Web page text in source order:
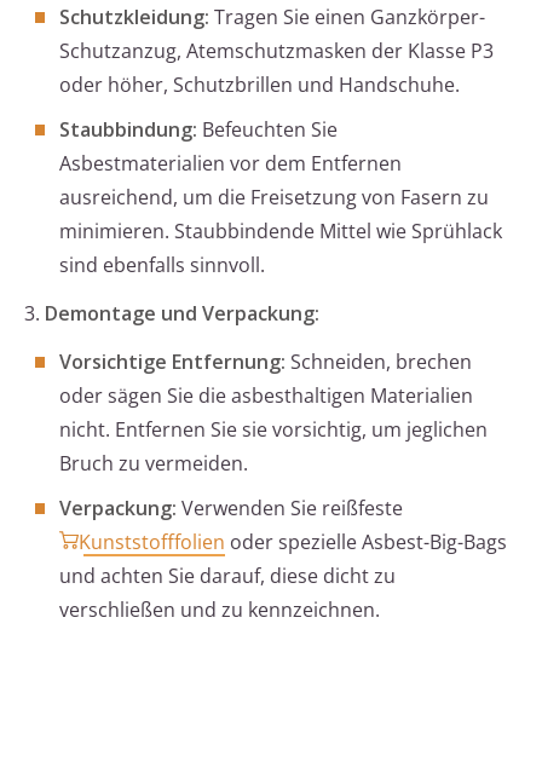
Schutzkleidung: Tragen Sie einen Ganzkörper-
Schutzanzug, Atemschutzmasken der Klasse P3
oder höher, Schutzbrillen und Handschuhe.
Staubbindung: Befeuchten Sie
Asbestmaterialien vor dem Entfernen
ausreichend, um die Freisetzung von Fasern zu
minimieren. Staubbindende Mittel wie Sprühlack
sind ebenfalls sinnvoll.
3. Demontage und Verpackung:
Vorsichtige Entfernung: Schneiden, brechen
oder sägen Sie die asbesthaltigen Materialien
nicht. Entfernen Sie sie vorsichtig, um jeglichen
Bruch zu vermeiden.
Verpackung: Verwenden Sie reißfeste
Kunststofffolien oder spezielle Asbest-Big-Bags
und achten Sie darauf, diese dicht zu
verschließen und zu kennzeichnen.